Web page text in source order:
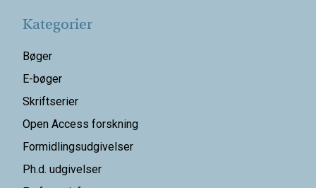
Kategorier
Bøger
E-bøger
Skriftserier
Open Access forskning
Formidlingsudgivelser
Ph.d. udgivelser